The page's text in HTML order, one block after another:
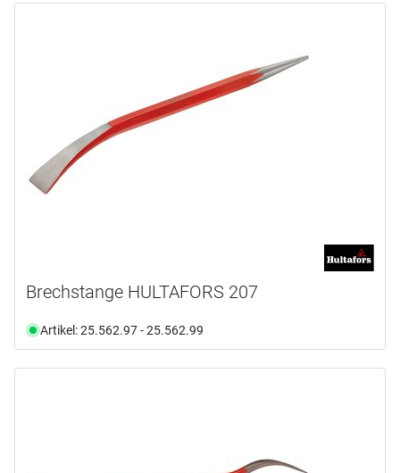
Brechstange HULTAFORS 207
Artikel: 25.562.97 - 25.562.99